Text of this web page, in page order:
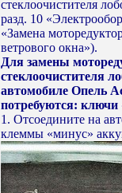
стеклоочистителя
разд. 10
«Замена
ветрового окна»).
Для замены
стеклоочистителя
автомобиле Опель
потребуются:
1. Отсоедините на
клеммы «минус»